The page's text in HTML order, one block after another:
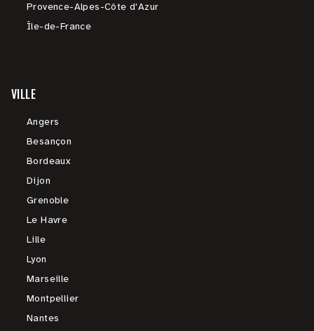
Provence-Alpes-Côte d'Azur
Île-de-France
VILLE
Angers
Besançon
Bordeaux
Dijon
Grenoble
Le Havre
Lille
Lyon
Marseille
Montpellier
Nantes